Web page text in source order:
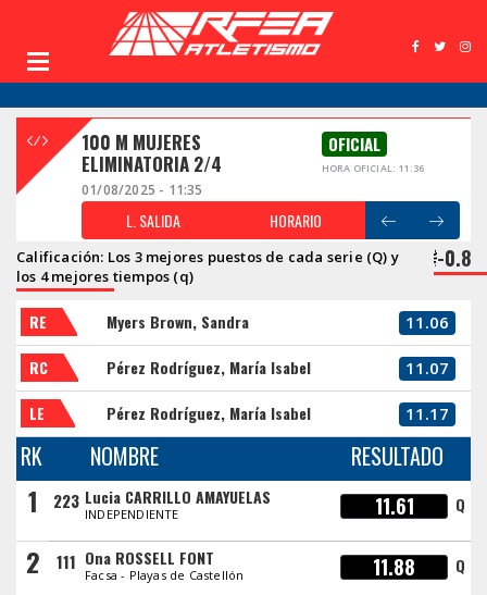
100 M MUJERES
ELIMINATORIA 2/4
OFICIAL
HORA OFICIAL: 11:36
01/08/2025 - 11:35
L. SALIDA HORARIO
Calificación: Los 3 mejores puestos de cada serie (Q) y
los 4 mejores tiempos (q)
-0.8
RE Myers Brown, Sandra 11.06
RC Pérez Rodríguez, María Isabel 11.07
LE Pérez Rodríguez, María Isabel 11.17
RK NOMBRE RESULTADO
1 223 Lucia CARRILLO AMAYUELAS
INDEPENDIENTE 11.61 Q
2 111 Ona ROSSELL FONT
Facsa - Playas de Castellón 11.88 Q